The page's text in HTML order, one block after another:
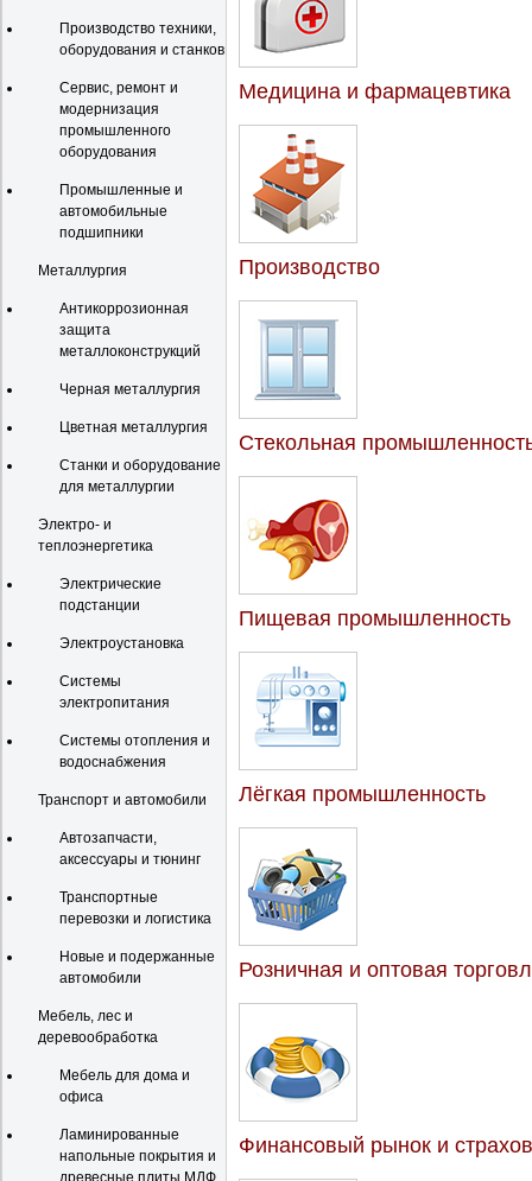
Производство техники,
оборудования и станков
Сервис, ремонт и
модернизация
промышленного
оборудования
Промышленные и
автомобильные
подшипники
Металлургия
Антикоррозионная
защита
металлоконструкций
Черная металлургия
Цветная металлургия
Станки и оборудование
для металлургии
Электро- и
теплоэнергетика
Электрические
подстанции
Электроустановка
Системы
электропитания
Системы отопления и
водоснабжения
Транспорт и автомобили
Автозапчасти,
аксессуары и тюнинг
Транспортные
перевозки и логистика
Новые и подержанные
автомобили
Мебель, лес и
деревообработка
Мебель для дома и
офиса
Ламинированные
напольные покрытия и
древесные плиты МДФ,
Медицина и фармацевтика
Производство
Стекольная
Пищевая промышленность
Лёгкая промышленность
Розничная и оптовая
Финансовый рынок и